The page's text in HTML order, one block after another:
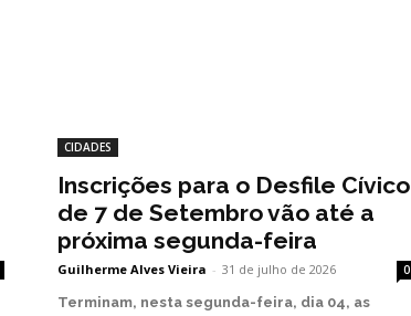
CIDADES
Inscrições para o Desfile Cívico
de 7 de Setembro vão até a
próxima segunda-feira
Guilherme Alves Vieira - 31 de julho de 2026 0
Terminam, nesta segunda-feira, dia 04, as